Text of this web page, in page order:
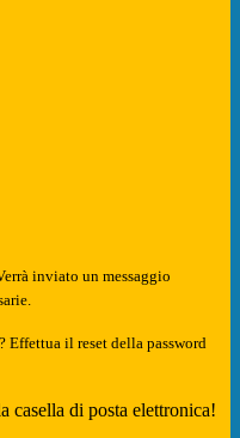
inviato un messaggio
Effettua il reset della password
casella di posta elettronica!